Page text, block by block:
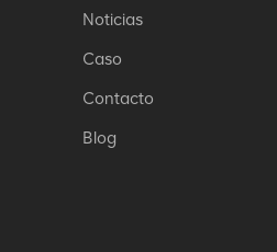
Noticias
Caso
Contacto
Blog